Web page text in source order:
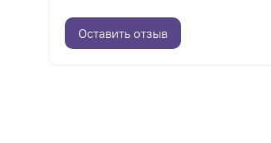
Оставить отзыв